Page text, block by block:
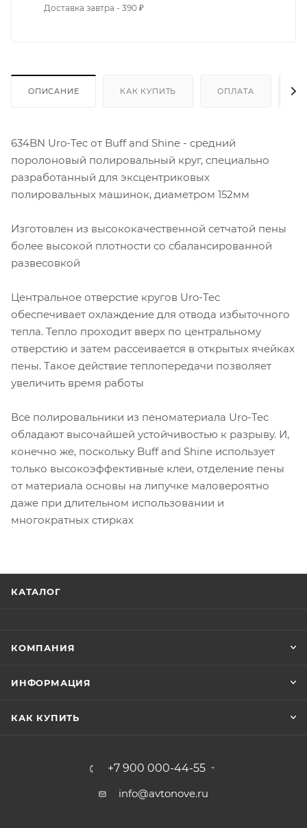
Доставка завтра - 390 ₽
ОПИСАНИЕ КАК КУПИТЬ ОПЛАТА
634BN Uro-Tec от Buff and Shine - средний
поролоновый полировальный круг, специально
разработанный для эксцентриковых
полировальных машинок, диаметром 152мм
Изготовлен из высококачественной сетчатой пены
более высокой плотности со сбалансированной
развесовкой
Центральное отверстие кругов Uro-Tec
обеспечивает охлаждение для отвода избыточного
тепла. Тепло проходит вверх по центральному
отверстию и затем рассеивается в открытых ячейках
пены. Такое действие теплопередачи позволяет
увеличить время работы
Все полировальники из пеноматериала Uro-Tec
обладают высочайшей устойчивостью к разрыву. И,
конечно же, поскольку Buff and Shine использует
только высокоэффективные клеи, отделение пены
от материала основы на липучке маловероятно
даже при длительном использовании и
многократных стирках
КАТАЛОГ
КОМПАНИЯ
ИНФОРМАЦИЯ
КАК КУПИТЬ
+7 900 000-44-55
info@avtonove.ru